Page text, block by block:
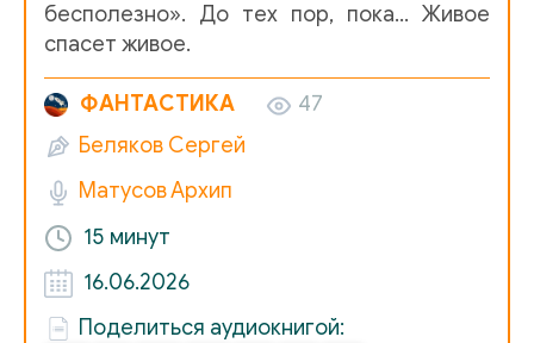
бесполезно». До тех пор, пока... Живое
спасет живое.
ФАНТАСТИКА
47
Беляков Сергей
Матусов Архип
15 минут
16.06.2026
Поделиться аудиокнигой: